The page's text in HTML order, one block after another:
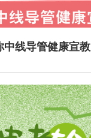
中线导管健康宣教